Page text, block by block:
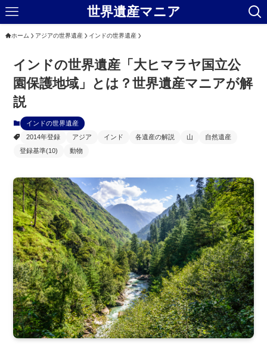
世界遺産マニア
ホーム アジアの世界遺産 インドの世界遺産
インドの世界遺産「大ヒマラヤ国立公
園保護地域」とは？世界遺産マニアが解
説
インドの世界遺産
2014年登録
アジア インド 各遺産の解説 山
自然遺産
登録基準(10)
動物